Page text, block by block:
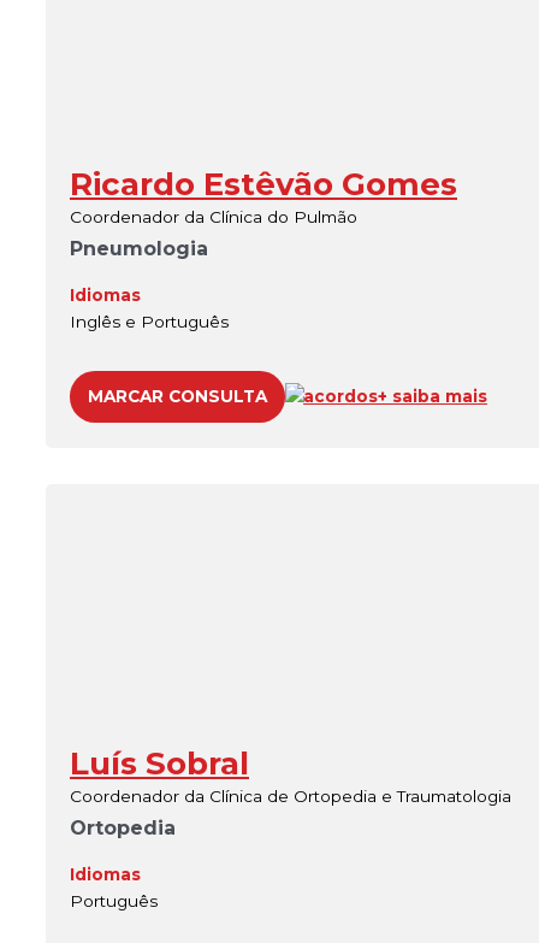
Ricardo Estêvão Gomes
Coordenador da Clínica do Pulmão
Pneumologia
Idiomas
Inglês e Português
MARCAR CONSULTA acordos+ saiba mais
Luís Sobral
Coordenador da Clínica de Ortopedia e Traumatologia
Ortopedia
Idiomas
Português